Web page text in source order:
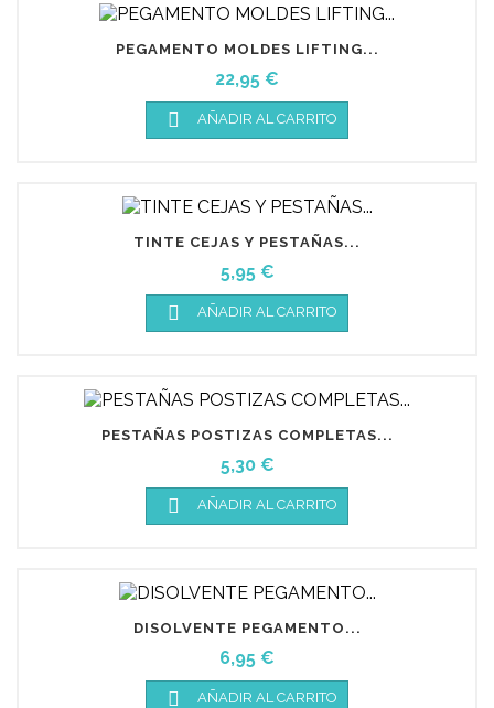
PEGAMENTO MOLDES LIFTING...
Precio
22,95 €
 AÑADIR AL CARRITO
TINTE CEJAS Y PESTAÑAS...
Precio
5,95 €
 AÑADIR AL CARRITO
PESTAÑAS POSTIZAS COMPLETAS...
Precio
5,30 €
 AÑADIR AL CARRITO
DISOLVENTE PEGAMENTO...
Precio
6,95 €
 AÑADIR AL CARRITO